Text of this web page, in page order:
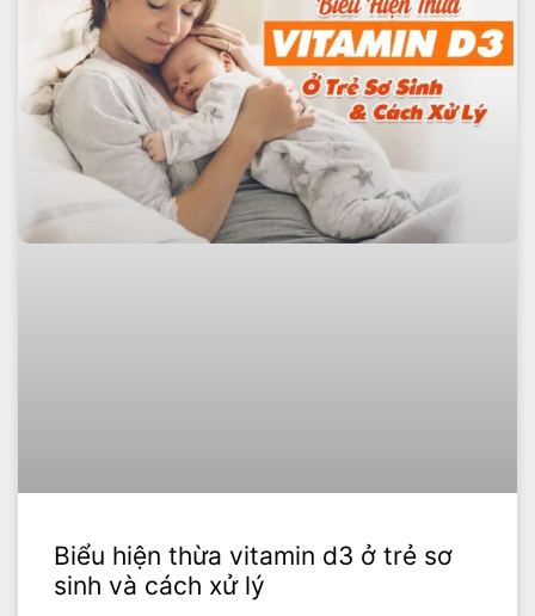
Biểu hiện thừa vitamin d3 ở trẻ sơ
sinh và cách xử lý